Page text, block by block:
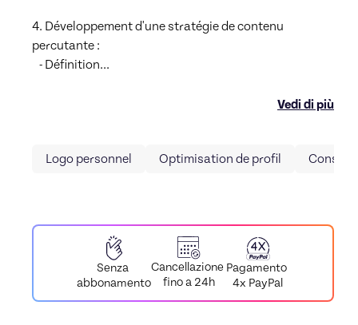
4. Développement d'une stratégie de contenu
percutante :
   - Définition
...
Vedi di più
Logo personnel Optimisation de profil
Senza
abbonamento
Cancellazione
fino a 24h
Pagamento
4x PayPal